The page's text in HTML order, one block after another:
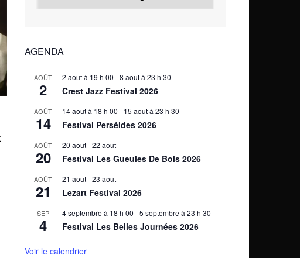
AGENDA
AOÛT
2
2 août à 19 h 00 -8 août à 23 h 30
Crest Jazz Festival 2026
AOÛT
14
14 août à 18 h 00 - 15 août à 23 h 30
Festival Perséides 2026
AOÛT
20
20 août-22 août
Festival Les Gueules De Bois 2026
AOÛT
21
21 août-23 août
Lezart Festival 2026
SEP
4
4 septembre à 18 h 00 -5 septembre à 23 h 30
Festival Les Belles Journées 2026
Voir le calendrier